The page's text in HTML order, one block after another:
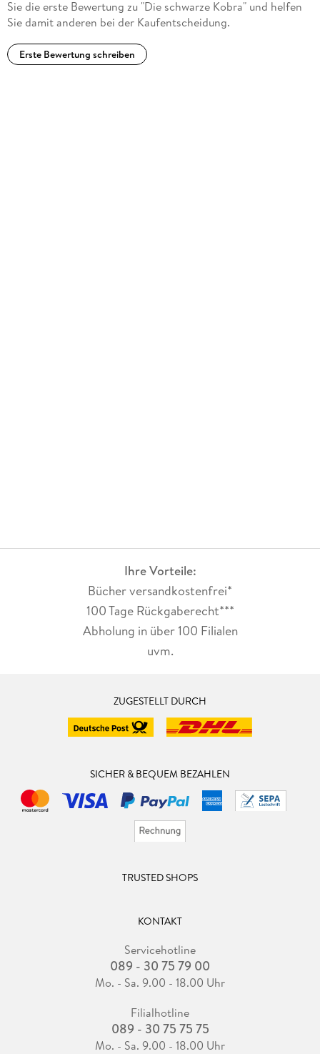
Herstelleradresse
Fernsehjuwelen GmbH, Waldhaus 1, 65396 Walluf,
info@fernsehjuwelen.de
Sie die erste Bewertung zu "Die schwarze Kobra" und helfen
Sie damit anderen bei der Kaufentscheidung.
Erste Bewertung schreiben
Ihre Vorteile:
Bücher versandkostenfrei*
100 Tage Rückgaberecht***
Abholung in über 100 Filialen
uvm.
ZUGESTELLT DURCH
SICHER & BEQUEM BEZAHLEN
TRUSTED SHOPS
KONTAKT
Servicehotline
089 - 30 75 79 00
Mo. - Sa. 9.00 - 18.00 Uhr
Filialhotline
089 - 30 75 75 75
Mo. - Sa. 9.00 - 18.00 Uhr